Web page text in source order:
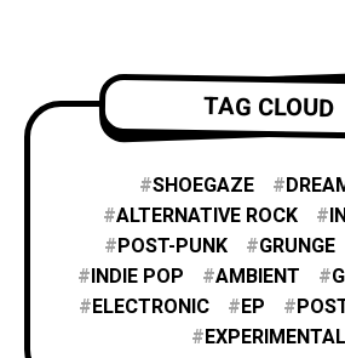
TAG CLOUD
SHOEGAZE
ALTERNATIVE ROCK
POST-PUNK
GRUNGE
INDIE POP
AMBIENT
ELECTRONIC
EP
EXPERIMENTAL